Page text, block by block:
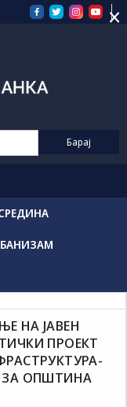
НА ЈАВЕН
ПРОЕКТ
ЗА ОПШТИНА
увид на
на
×